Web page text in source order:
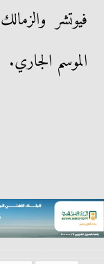
فيوتشر
الموسم الجاري.